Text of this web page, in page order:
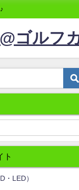
ゴルフ
ト
・LED）